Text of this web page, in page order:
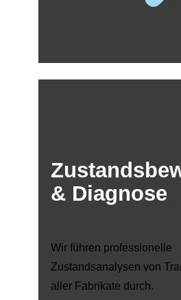
& Diagnose
Wir führen professionelle
Zustandsanalysen von
aller Fabrikate durch.